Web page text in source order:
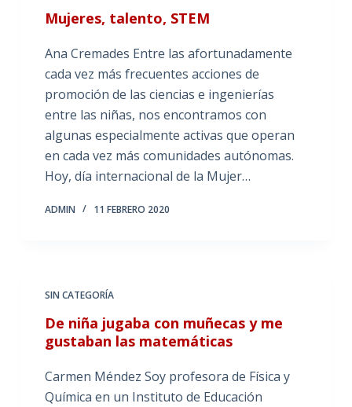
Mujeres, talento, STEM
Ana Cremades Entre las afortunadamente
cada vez más frecuentes acciones de
promoción de las ciencias e ingenierías
entre las niñas, nos encontramos con
algunas especialmente activas que operan
en cada vez más comunidades autónomas.
Hoy, día internacional de la Mujer…
ADMIN 11 FEBRERO 2020
SIN CATEGORÍA
De niña jugaba con muñecas y me
gustaban las matemáticas
Carmen Méndez Soy profesora de Física y
Química en un Instituto de Educación